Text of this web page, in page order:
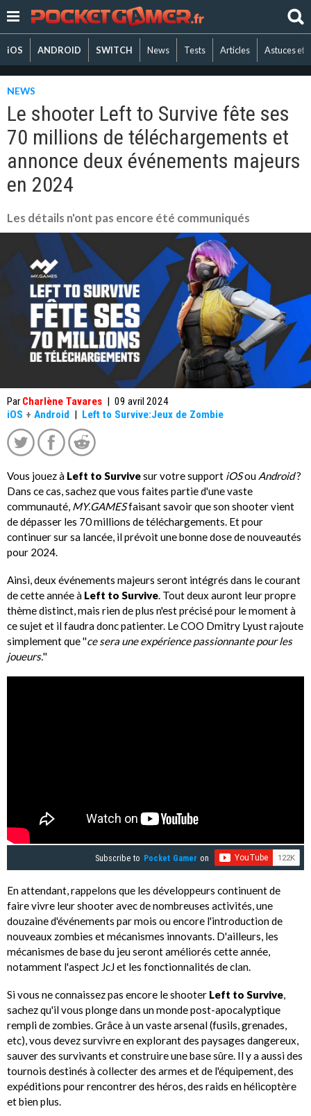
iOS ANDROID SWITCH News Tests Articles Astuces et
NEWS
Le shooter Left to Survive fête ses
70 millions de téléchargements et
annonce deux événements majeurs
en 2024
Les détails n'ont pas encore été communiqués
Par Charlène Tavares | 09 avril 2024
iOS + Android | Left to Survive:Jeux de Zombie
Vous jouez à Left to Survivesur votre support iOSou Android?
Dans ce cas, sachez que vous faites partie d'une vaste
communauté, MY.GAMESfaisant savoir que son shooter vient
de dépasser les 70 millions de téléchargements. Et pour
continuer sur sa lancée, il prévoit une bonne dose de nouveautés
pour 2024.
Ainsi, deux événements majeurs seront intégrés dans le courant
de cette année à Left to Survive. Tout deux auront leur propre
thème distinct, mais rien de plus n'est précisé pour le moment à
ce sujet et il faudra donc patienter. Le COO Dmitry Lyust rajoute
simplement que ''ce sera une expérience passionnante pour les
joueurs.''
Subscribe to Pocket Gamer on
En attendant, rappelons que les développeurs continuent de
faire vivre leur shooter avec de nombreuses activités, une
douzaine d'événements par mois ou encore l'introduction de
nouveaux zombies et mécanismes innovants. D'ailleurs, les
mécanismes de base du jeu seront améliorés cette année,
notamment l'aspect JcJ et les fonctionnalités de clan.
Si vous ne connaissez pas encore le shooter Left to Survive,
sachez qu'il vous plonge dans un monde post-apocalyptique
rempli de zombies. Grâce à un vaste arsenal (fusils, grenades,
etc), vous devez survivre en explorant des paysages dangereux,
sauver des survivants et construire une base sûre. Il y a aussi des
tournois destinés à collecter des armes et de l'équipement, des
expéditions pour rencontrer des héros, des raids en hélicoptère
et bien plus.